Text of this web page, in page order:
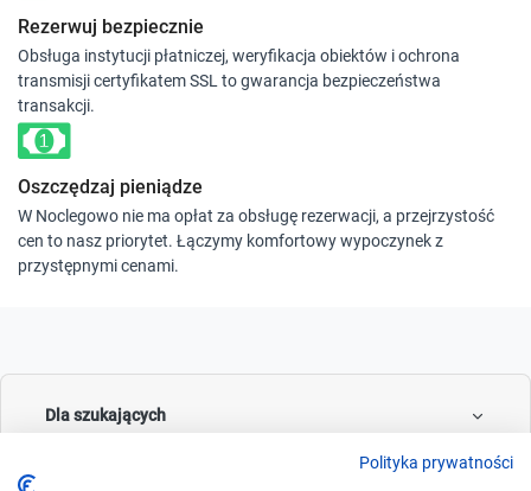
Rezerwuj bezpiecznie
Obsługa instytucji płatniczej, weryfikacja obiektów i ochrona
transmisji certyfikatem SSL to gwarancja bezpieczeństwa
transakcji.
Oszczędzaj pieniądze
W Noclegowo nie ma opłat za obsługę rezerwacji, a przejrzystość
cen to nasz priorytet. Łączymy komfortowy wypoczynek z
przystępnymi cenami.
Dla szukających
Polityka prywatności